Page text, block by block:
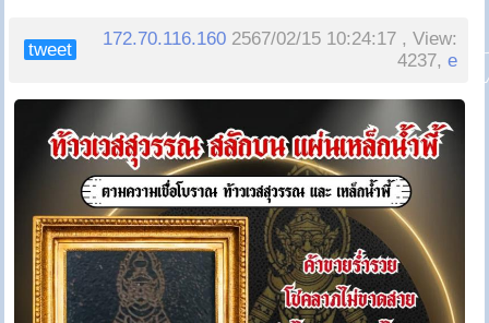
tweet
172.70.116.160 2567/02/15 10:24:17 , View:
4237,e